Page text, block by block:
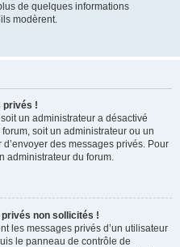
de quelques informations
modèrent.
privés !
un administrateur a désactivé
soit un administrateur ou un
des messages privés. Pour
administrateur du forum.
non sollicités !
les messages privés d’un utilisateur
le panneau de contrôle de